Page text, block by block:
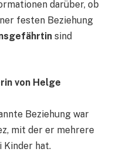
darüber, ob
festen Beziehung
sind
von Helge
Beziehung war
mit der er mehrere
Kinder hat.